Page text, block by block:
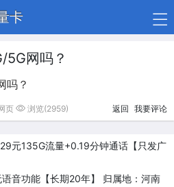
卡
5G网吗？
吗？
页 浏览(2959) 返回 我要评论
元135G流量+0.19分钟通话【只发广
音功能【长期20年】 归属地：河南